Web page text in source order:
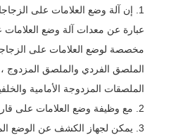
1. إن آلة وضع العلامات على
عبارة عن معدات آلة وضع العلامات
مخصصة لوضع العلامات على
الملصق الفردي والملصق المزدوج
الملصقات المزدوجة الأمامية
2. مع وظيفة وضع العلامات على قارورة مخروطية.
3. يمكن لجهاز الكشف عن الوضع